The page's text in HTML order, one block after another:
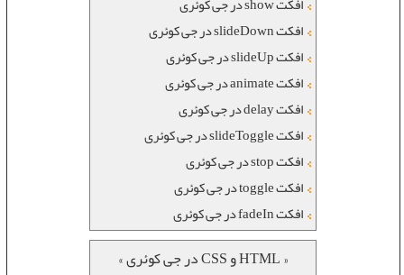
افکت slideDown در جی کوئری
افکت slideUp در جی کوئری
افکت animate در جی کوئری
افکت delay در جی کوئری
افکت slideToggle در جی کوئری
افکت stop در جی کوئری
افکت toggle در جی کوئری
افکت fadeIn در جی کوئری
« HTML و CSS در جی کوئری »